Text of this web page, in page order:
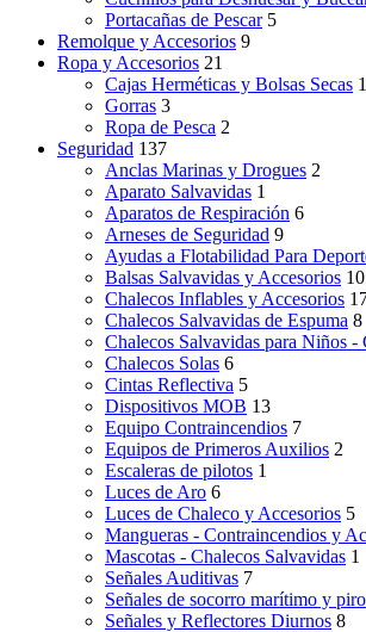
Portacañas de Pescar 5
Remolque y Accesorios 9
Ropa y Accesorios 21
Cajas Herméticas y Bolsas Secas
Gorras 3
Ropa de Pesca 2
Seguridad 137
Anclas Marinas y Drogues 2
Aparato Salvavidas 1
Aparatos de Respiración 6
Arneses de Seguridad 9
Ayudas a Flotabilidad Para
Balsas Salvavidas y Accesorios 10
Chalecos Inflables y Accesorios
Chalecos Salvavidas de Espuma 8
Chalecos Salvavidas para Niños -
Chalecos Solas 6
Cintas Reflectiva 5
Dispositivos MOB 13
Equipo Contraincendios 7
Equipos de Primeros Auxilios 2
Escaleras de pilotos 1
Luces de Aro 6
Luces de Chaleco y Accesorios 5
Mangueras - Contraincendios y
Mascotas - Chalecos Salvavidas 1
Señales Auditivas 7
Señales de socorro marítimo y
Señales y Reflectores Diurnos 8